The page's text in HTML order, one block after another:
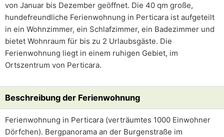
von Januar bis Dezember geöffnet. Die 40 qm große,
hundefreundliche Ferienwohnung in Perticara ist aufgeteilt
in ein Wohnzimmer, ein Schlafzimmer, ein Badezimmer und
bietet Wohnraum für bis zu 2 Urlaubsgäste. Die
Ferienwohnung liegt in einem ruhigen Gebiet, im
Ortszentrum von Perticara.
Beschreibung der Ferienwohnung
Ferienwohnung in Perticara (verträumtes 1000 Einwohner
Dörfchen). Bergpanorama an der Burgenstraße im